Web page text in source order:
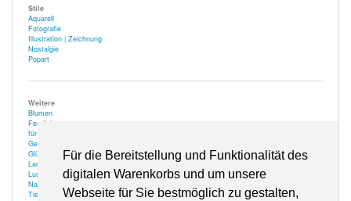
Für die Bereitstellung und Funktionalität des
digitalen Warenkorbs und um unsere
Webseite für Sie bestmöglich zu gestalten,
Stile
Aquarell
Fotografie
Illustration | Zeichnung
Nostalgie
Popart
Weitere
Blumen
Festlich
für Optiker
Gehör
Glücksbringer
Landschaft
Lustiges
Natur
Tiere